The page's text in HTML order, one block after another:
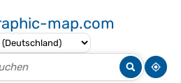
map.com